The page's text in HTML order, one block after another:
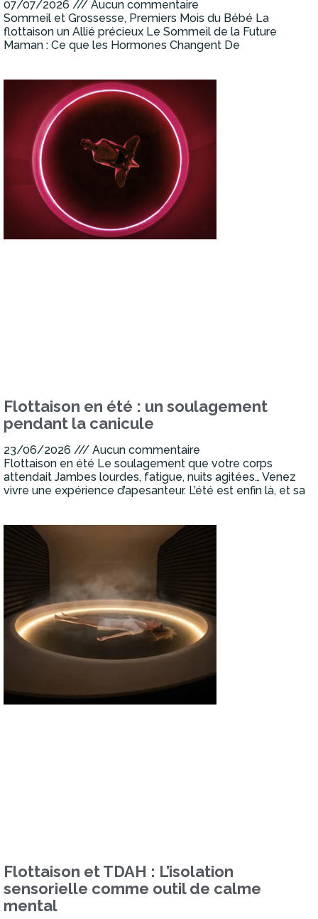
07/07/2026
Aucun commentaire
Sommeil et Grossesse, Premiers Mois du Bébé La
flottaison un Allié précieux Le Sommeil de la Future
Maman : Ce que les Hormones Changent De
Flottaison en été : un soulagement
pendant la canicule
23/06/2026
Aucun commentaire
Flottaison en été Le soulagement que votre corps
attendait Jambes lourdes, fatigue, nuits agitées… Venez
vivre une expérience d’apesanteur. L’été est enfin là, et sa
Flottaison et TDAH : L’isolation
sensorielle comme outil de calme
mental